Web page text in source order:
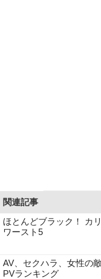
関連記事
ほとんどブラック！ カ
ワースト5
AV、セクハラ、女性の
PVランキング